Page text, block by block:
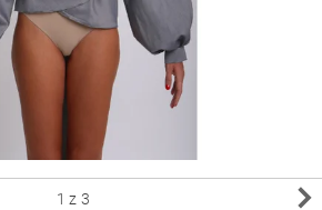
1 z 3